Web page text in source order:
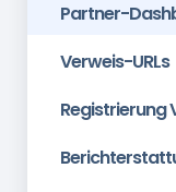
Partner-
Verweis-URLs
Registrierung